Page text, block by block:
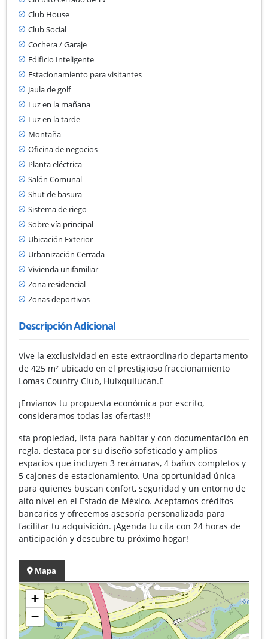
Club House
Club Social
Cochera / Garaje
Edificio Inteligente
Estacionamiento para visitantes
Jaula de golf
Luz en la mañana
Luz en la tarde
Montaña
Oficina de negocios
Planta eléctrica
Salón Comunal
Shut de basura
Sistema de riego
Sobre vía principal
Ubicación Exterior
Urbanización Cerrada
Vivienda unifamiliar
Zona residencial
Zonas deportivas
Descripción Adicional
Vive la exclusividad en este extraordinario departamento
de 425 m² ubicado en el prestigioso fraccionamiento
Lomas Country Club, Huixquilucan.E
¡Envíanos tu propuesta económica por escrito,
consideramos todas las ofertas!!!
sta propiedad, lista para habitar y con documentación en
regla, destaca por su diseño sofisticado y amplios
espacios que incluyen 3 recámaras, 4 baños completos y
5 cajones de estacionamiento. Una oportunidad única
para quienes buscan confort, seguridad y un entorno de
alto nivel en el Estado de México. Aceptamos créditos
bancarios y ofrecemos asesoría personalizada para
facilitar tu adquisición. ¡Agenda tu cita con 24 horas de
anticipación y descubre tu próximo hogar!
Mapa
+
−